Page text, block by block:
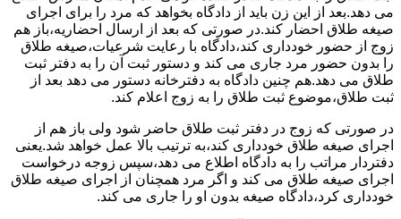
می دهد.بعد از این زن باید از دادگاه بخواهد که مرد را برای اجرای
صیغه طلاق احضار کند.در صورتی که بعد از ارسال احضاریه،باز هم
زوج از حضور خودداری کند،دادگاه با رعایت شرعیات،صیغه طلاق
را بدون حضور مرد جاری می کند و دستور ثبت آن را به دفتر ثبت
طلاق می دهد.هم چنین دادگاه به دفترخانه دستور می دهد بعد از
ثبت طلاق،موضوع ثبت طلاق را به زوج اعلام کند.
در صورتی که زوج در دفتر ثبت طلاق حاضر شود ولی باز هم از
اجرای صیغه طلاق خودداری کند،به ترتیب بالا عمل خواهد شد.یعنی
دفتردار مراتب را به دادگاه اطلاع می دهد،سپس زوجه درخواست
اجرای صیغه طلاق می کند و اگر مرد همچنان از اجرای صیغه طلاق
خودداری کرد،دادگاه صیغه بدون او را جاری می کند.